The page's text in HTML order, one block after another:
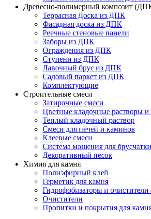
Древесно-полимерный композит
Террасная Доска из ДПК
Фасадная доска из ДПК
Реечные стеновые панели
Заборы из ДПК
Ограждения из ДПК
Ступени из ДПК
Лавочный брус из ДПК
Садовый паркет из ДПК
Комплектующие
Строительные смеси
Затирочные смеси
Цветные кладочные растворы и
Теплый кладочный раствор
Смеси для печей и каминов
Клеевые смеси
Система мощения для
Декоративный песок
Химия для камня
Полиэфирный клей
Герметик для камня
Гидрофобизаторы и очистители
Очистители
Пропитки и покрытия для